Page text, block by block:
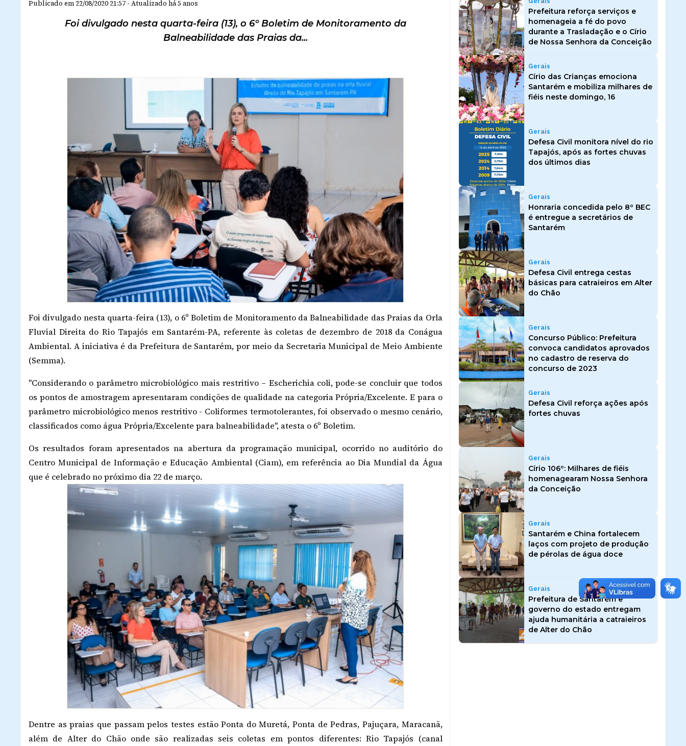
Publicado em 22/08/2020 21:57 - Atualizado há 5 anos
Foi divulgado nesta quarta-feira (13), o 6º Boletim de Monitoramento da
Balneabilidade das Praias da...
Foi divulgado nesta quarta-feira (13), o 6º Boletim de Monitoramento da Balneabilidade das Praias da Orla
Fluvial Direita do Rio Tapajós em Santarém-PA, referente às coletas de dezembro de 2018 da Conágua
Ambiental. A iniciativa é da Prefeitura de Santarém, por meio da Secretaria Municipal de Meio Ambiente
(Semma).
"Considerando o parâmetro microbiológico mais restritivo – Escherichia coli, pode-se concluir que todos
os pontos de amostragem apresentaram condições de qualidade na categoria Própria/Excelente. E para o
parâmetro microbiológico menos restritivo - Coliformes termotolerantes, foi observado o mesmo cenário,
classificados como água Própria/Excelente para balneabilidade", atesta o 6º Boletim.
Os resultados foram apresentados na abertura da programação municipal, ocorrido no auditório do
Centro Municipal de Informação e Educação Ambiental (Ciam), em referência ao Dia Mundial da Água
que é celebrado no próximo dia 22 de março.
Dentre as praias que passam pelos testes estão Ponta do Muretá, Ponta de Pedras, Pajuçara, Maracanã,
além de Alter do Chão onde são realizadas seis coletas em pontos diferentes: Rio Tapajós (canal
Prefeitura reforça serviços e
homenageia a fé do povo
durante a Trasladação e o Círio
de Nossa Senhora da Conceição
Gerais
Círio das Crianças emociona
Santarém e mobiliza milhares de
fiéis neste domingo, 16
Gerais
Defesa Civil monitora nível do rio
Tapajós, após as fortes chuvas
dos últimos dias
Gerais
Honraria concedida pelo 8º BEC
é entregue a secretários de
Santarém
Gerais
Defesa Civil entrega cestas
básicas para catraieiros em Alter
do Chão
Gerais
Concurso Público: Prefeitura
convoca candidatos aprovados
no cadastro de reserva do
concurso de 2023
Gerais
Defesa Civil reforça ações após
fortes chuvas
Gerais
Círio 106º: Milhares de fiéis
homenagearam Nossa Senhora
da Conceição
Gerais
Santarém e China fortalecem
laços com projeto de produção
de pérolas de água doce
Gerais
Prefeitura de Santarém e
governo do estado entregam
ajuda humanitária a catraieiros
de Alter do Chão